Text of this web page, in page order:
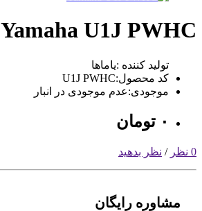
Yamaha U1J PWHC
تولید کننده :یاماها
کد محصول:U1J PWHC
موجودی:عدم موجودی در انبار
٠ تومان
0 نظر / نظر بدهید
مشاوره رایگان